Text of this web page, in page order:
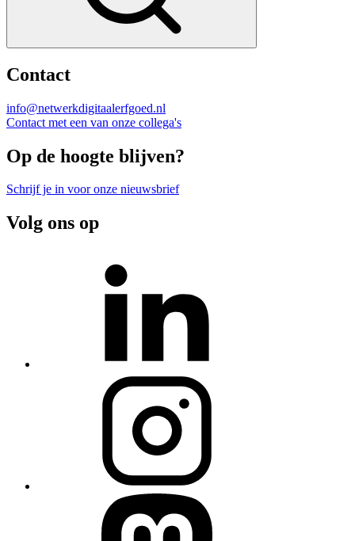
Contact
info@netwerkdigitaalerfgoed.nl
Contact met een van onze collega's
Op de hoogte blijven?
Schrijf je in voor onze nieuwsbrief
Volg ons op